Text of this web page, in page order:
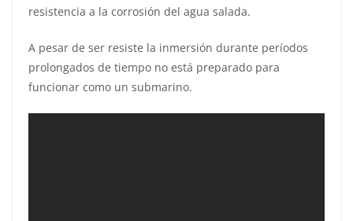
resistencia a la corrosión del agua salada.
A pesar de ser resiste la inmersión durante períodos
prolongados de tiempo no está preparado para
funcionar como un submarino.